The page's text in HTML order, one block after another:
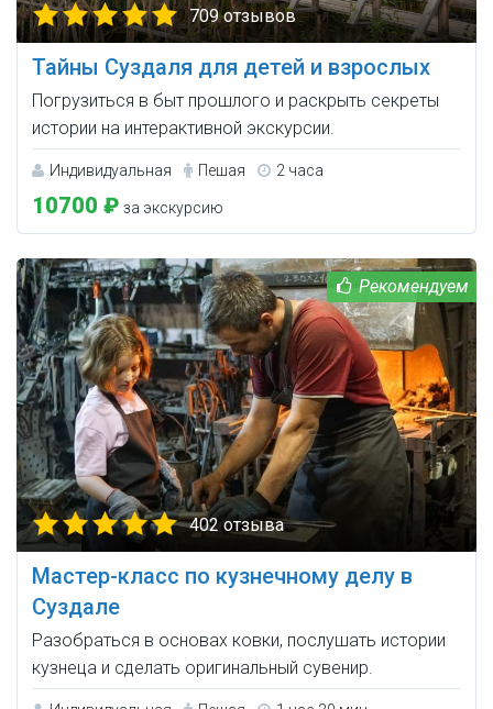
709 отзывов
Тайны Суздаля для детей и взрослых
Погрузиться в быт прошлого и раскрыть секреты
истории на интерактивной экскурсии.
Индивидуальная Пешая 2 часа
10700 ₽ за экскурсию
402 отзыва
Мастер-класс по кузнечному делу в
Суздале
Разобраться в основах ковки, послушать истории
кузнеца и сделать оригинальный сувенир.